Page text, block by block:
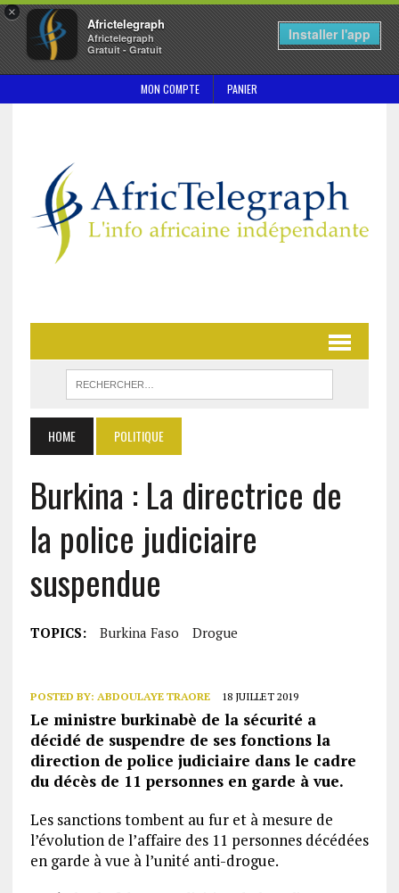
×
Africtelegraph
Africtelegraph
Gratuit - Gratuit
Installer l'app
MON COMPTE PANIER
HOME POLITIQUE
Burkina : La directrice de
la police judiciaire
suspendue
TOPICS: Burkina Faso Drogue
POSTED BY: ABDOULAYE TRAORE 18 JUILLET 2019
Le ministre burkinabè de la sécurité a
décidé de suspendre de ses fonctions la
direction de police judiciaire dans le cadre
du décès de 11 personnes en garde à vue.
Les sanctions tombent au fur et à mesure de
l’évolution de l’affaire des 11 personnes décédées
en garde à vue à l’unité anti-drogue.